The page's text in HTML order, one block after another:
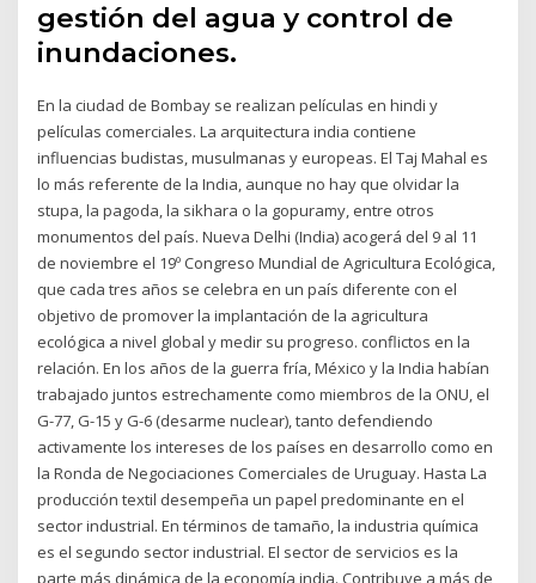
gestión del agua y control de
inundaciones.
En la ciudad de Bombay se realizan películas en hindi y
películas comerciales. La arquitectura india contiene
influencias budistas, musulmanas y europeas. El Taj Mahal es
lo más referente de la India, aunque no hay que olvidar la
stupa, la pagoda, la sikhara o la gopuramy, entre otros
monumentos del país. Nueva Delhi (India) acogerá del 9 al 11
de noviembre el 19º Congreso Mundial de Agricultura Ecológica,
que cada tres años se celebra en un país diferente con el
objetivo de promover la implantación de la agricultura
ecológica a nivel global y medir su progreso. conflictos en la
relación. En los años de la guerra fría, México y la India habían
trabajado juntos estrechamente como miembros de la ONU, el
G-77, G-15 y G-6 (desarme nuclear), tanto defendiendo
activamente los intereses de los países en desarrollo como en
la Ronda de Negociaciones Comerciales de Uruguay. Hasta La
producción textil desempeña un papel predominante en el
sector industrial. En términos de tamaño, la industria química
es el segundo sector industrial. El sector de servicios es la